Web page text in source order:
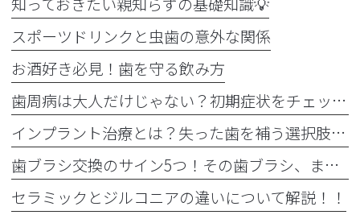
スポーツドリンクと虫歯の意外な関係
お酒好き必見！歯を守る飲み方
歯周病は大人だけじゃない？初期症状をチェック
インプラント治療とは？失った歯を補う選択肢を正しく知りましょう！！
歯ブラシ交換のサイン5つ！その歯ブラシ、まだ使っていませんか？🪥
セラミックとジルコニアの違いについて解説！！